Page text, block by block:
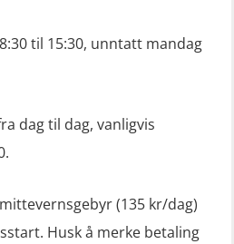
for Mann-Over-
liten båt
grunnleggende
repetisjon (GMDSS)
til 15:30, unntatt mandag
dag til dag, vanligvis
(135 kr/dag)
Husk å merke betaling